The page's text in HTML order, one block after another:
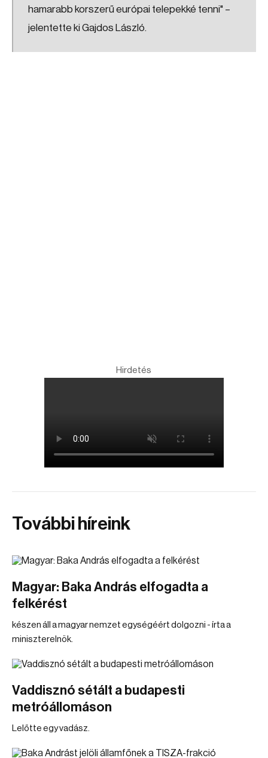
hamarabb korszerű európai telepekké tenni" –
jelentette ki Gajdos László.
Hirdetés
További híreink
Magyar: Baka András elfogadta a
felkérést
készen áll a magyar nemzet egységéért dolgozni - írta a
miniszterelnök.
Vaddisznó sétált a budapesti
metróállomáson
Lelőtte egy vadász.